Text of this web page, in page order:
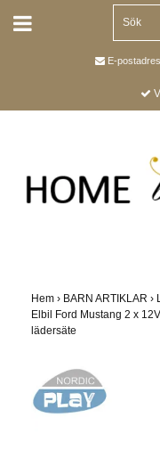
E-
Hem › BARN ARTIKLAR ›
Elbil Ford Mustang 2 x
lädersäte